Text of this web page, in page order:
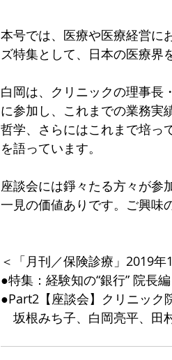
本号では、医療や医療経営に
ズ特集として、日本の医療界
白岡は、クリニックの理事長
に参加し、これまでの業務実
哲学、さらにはこれまで培っ
を語っています。
座談会には錚々たる方々が参
一見の価値ありです。ご興味
＜「月刊／保険診療」2019年
●特集：経験知の“銀行” 院長
●Part2【座談会】クリニック
坂根みち子、白岡亮平、田